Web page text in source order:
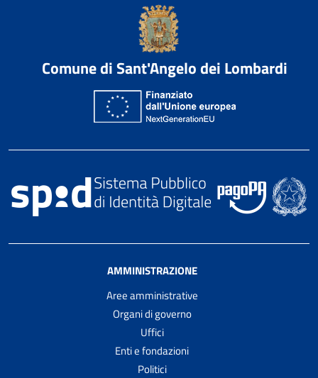
Comune di Sant'Angelo dei Lombardi
AMMINISTRAZIONE
Aree amministrative
Organi di governo
Uffici
Enti e fondazioni
Politici